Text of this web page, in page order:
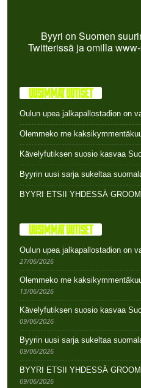
Byyri on Suomen
Twitterissä ja omilla
UUSIMMAT UUTISET
Oulun upea jalkapallostadion on
Olemmeko me
Kävelyfutiksen suosio kasvaa
Byyrin uusi sarja sukeltaa
BYYRI ETSII YHDESSÄ
UUSIMMAT UUTISET
Oulun upea jalkapallostadion on
27/06/2026
Olemmeko me
13/06/2026
Kävelyfutiksen suosio kasvaa
09/06/2026
Byyrin uusi sarja sukeltaa
09/06/2026
BYYRI ETSII YHDESSÄ
09/06/2026